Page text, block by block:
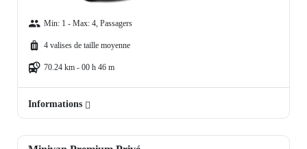
Min: 1 - Max: 4, Passagers
4 valises de taille moyenne
70.24 km - 00 h 46 m
Informations